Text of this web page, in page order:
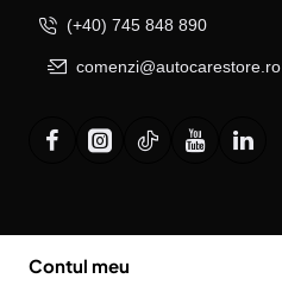
(+40) 745 848 890
comenzi@autocarestore.ro
Contul meu